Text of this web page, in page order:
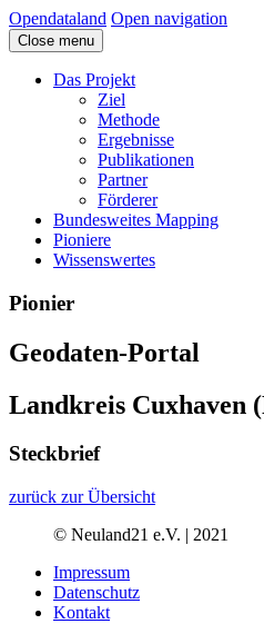
Opendataland Open navigation
Close menu
Das Projekt
Ziel
Methode
Ergebnisse
Publikationen
Partner
Förderer
Bundesweites Mapping
Pioniere
Wissenswertes
Pionier
Geodaten-Portal
Landkreis Cuxhaven
Steckbrief
zurück zur Übersicht
© Neuland21 e.V. | 2021
Impressum
Datenschutz
Kontakt